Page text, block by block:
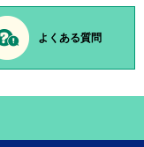
よくある質問